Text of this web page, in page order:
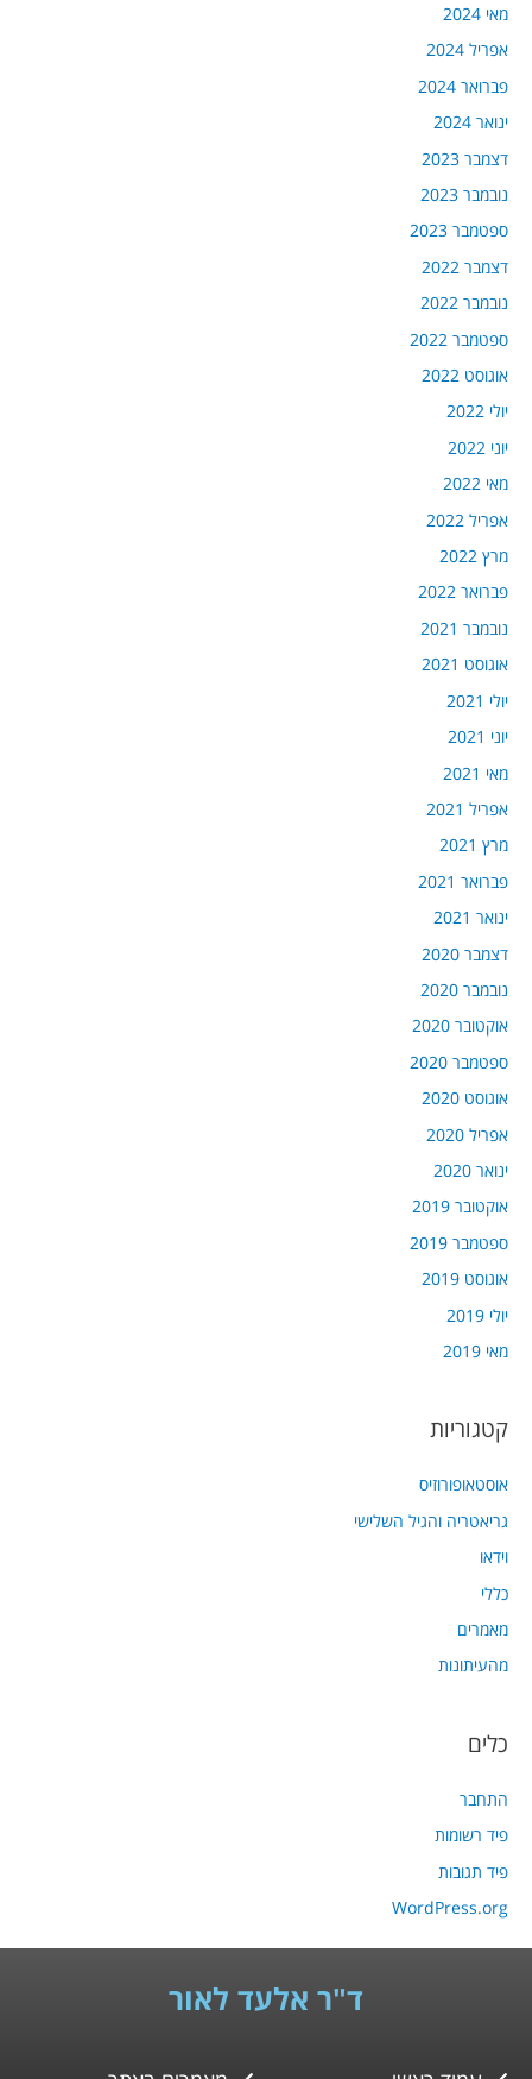
מאי 2024
אפריל 2024
פברואר 2024
ינואר 2024
דצמבר 2023
נובמבר 2023
ספטמבר 2023
דצמבר 2022
נובמבר 2022
ספטמבר 2022
אוגוסט 2022
יולי 2022
יוני 2022
מאי 2022
אפריל 2022
מרץ 2022
פברואר 2022
נובמבר 2021
אוגוסט 2021
יולי 2021
יוני 2021
מאי 2021
אפריל 2021
מרץ 2021
פברואר 2021
ינואר 2021
דצמבר 2020
נובמבר 2020
אוקטובר 2020
ספטמבר 2020
אוגוסט 2020
אפריל 2020
ינואר 2020
אוקטובר 2019
ספטמבר 2019
אוגוסט 2019
יולי 2019
מאי 2019
קטגוריות
אוסטאופורוזיס
גריאטריה והגיל השלישי
וידאו
כללי
מאמרים
מהעיתונות
כלים
התחבר
פיד רשומות
פיד תגובות
WordPress.org
ד"ר אלעד לאור